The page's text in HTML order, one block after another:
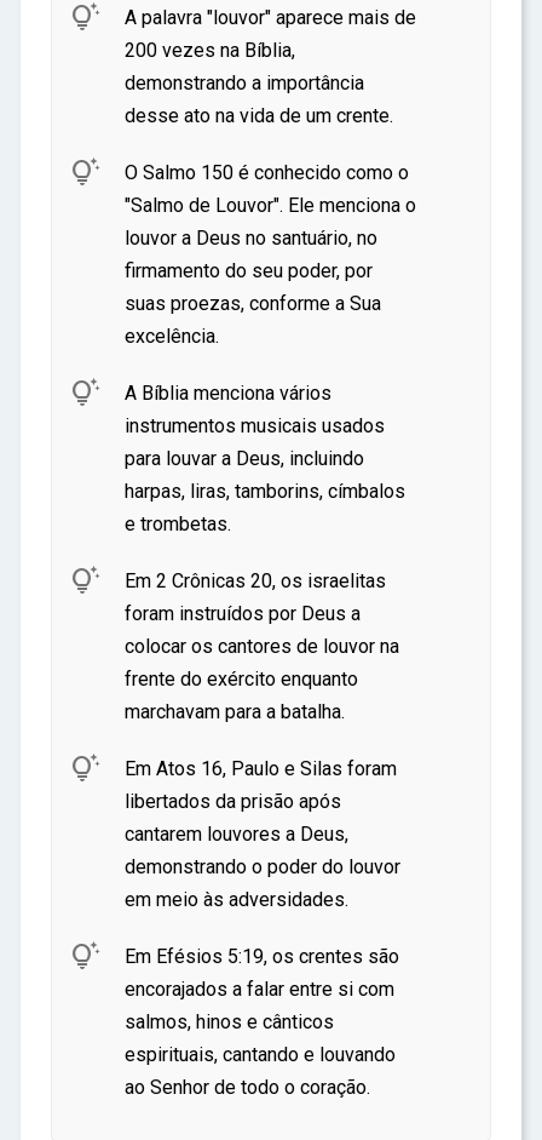

A palavra "louvor" aparece mais de
200 vezes na Bíblia,
demonstrando a importância
desse ato na vida de um crente.

O Salmo 150 é conhecido como o
"Salmo de Louvor". Ele menciona o
louvor a Deus no santuário, no
firmamento do seu poder, por
suas proezas, conforme a Sua
excelência.

A Bíblia menciona vários
instrumentos musicais usados
para louvar a Deus, incluindo
harpas, liras, tamborins, címbalos
e trombetas.

Em 2 Crônicas 20, os israelitas
foram instruídos por Deus a
colocar os cantores de louvor na
frente do exército enquanto
marchavam para a batalha.

Em Atos 16, Paulo e Silas foram
libertados da prisão após
cantarem louvores a Deus,
demonstrando o poder do louvor
em meio às adversidades.

Em Efésios 5:19, os crentes são
encorajados a falar entre si com
salmos, hinos e cânticos
espirituais, cantando e louvando
ao Senhor de todo o coração.